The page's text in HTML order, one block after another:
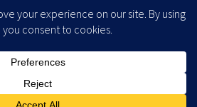
- Zaprojektowany z